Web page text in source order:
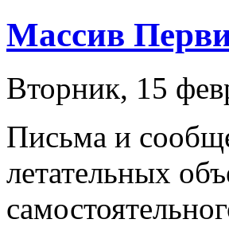
Массив
Вторник, 15
Письма и
летательных